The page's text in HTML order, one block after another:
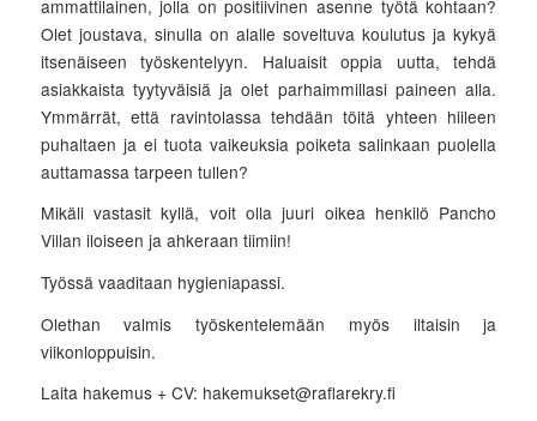
ammattilainen, jolla on positiivinen asenne työtä kohtaan?
Olet joustava, sinulla on alalle soveltuva koulutus ja kykyä
itsenäiseen työskentelyyn. Haluaisit oppia uutta, tehdä
asiakkaista tyytyväisiä ja olet parhaimmillasi paineen alla.
Ymmärrät, että ravintolassa tehdään töitä yhteen hiileen
puhaltaen ja ei tuota vaikeuksia poiketa salinkaan puolella
auttamassa tarpeen tullen?
Mikäli vastasit kyllä, voit olla juuri oikea henkilö Pancho
Villan iloiseen ja ahkeraan tiimiin!
Työssä vaaditaan hygieniapassi.
Olethan valmis työskentelemään myös iltaisin ja
viikonloppuisin.
Laita hakemus + CV: hakemukset@raflarekry.fi